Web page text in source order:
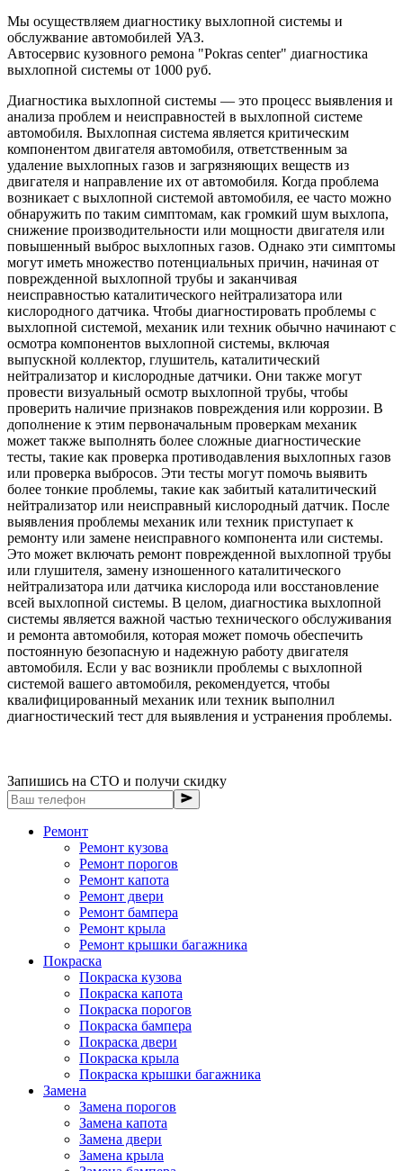
Мы осуществляем диагностику выхлопной системы и
обслужвание автомобилей УАЗ.
Автосервис кузовного ремона "Pokras center" диагностика
выхлопной системы от 1000 руб.
Диагностика выхлопной системы — это процесс выявления и
анализа проблем и неисправностей в выхлопной системе
автомобиля. Выхлопная система является критическим
компонентом двигателя автомобиля, ответственным за
удаление выхлопных газов и загрязняющих веществ из
двигателя и направление их от автомобиля. Когда проблема
возникает с выхлопной системой автомобиля, ее часто можно
обнаружить по таким симптомам, как громкий шум выхлопа,
снижение производительности или мощности двигателя или
повышенный выброс выхлопных газов. Однако эти симптомы
могут иметь множество потенциальных причин, начиная от
поврежденной выхлопной трубы и заканчивая
неисправностью каталитического нейтрализатора или
кислородного датчика. Чтобы диагностировать проблемы с
выхлопной системой, механик или техник обычно начинают с
осмотра компонентов выхлопной системы, включая
выпускной коллектор, глушитель, каталитический
нейтрализатор и кислородные датчики. Они также могут
провести визуальный осмотр выхлопной трубы, чтобы
проверить наличие признаков повреждения или коррозии. В
дополнение к этим первоначальным проверкам механик
может также выполнять более сложные диагностические
тесты, такие как проверка противодавления выхлопных газов
или проверка выбросов. Эти тесты могут помочь выявить
более тонкие проблемы, такие как забитый каталитический
нейтрализатор или неисправный кислородный датчик. После
выявления проблемы механик или техник приступает к
ремонту или замене неисправного компонента или системы.
Это может включать ремонт поврежденной выхлопной трубы
или глушителя, замену изношенного каталитического
нейтрализатора или датчика кислорода или восстановление
всей выхлопной системы. В целом, диагностика выхлопной
системы является важной частью технического обслуживания
и ремонта автомобиля, которая может помочь обеспечить
постоянную безопасную и надежную работу двигателя
автомобиля. Если у вас возникли проблемы с выхлопной
системой вашего автомобиля, рекомендуется, чтобы
квалифицированный механик или техник выполнил
диагностический тест для выявления и устранения проблемы.
Запишись на СТО и получи скидку
Ремонт
Ремонт кузова
Ремонт порогов
Ремонт капота
Ремонт двери
Ремонт бампера
Ремонт крыла
Ремонт крышки багажника
Покраска
Покраска кузова
Покраска капота
Покраска порогов
Покраска бампера
Покраска двери
Покраска крыла
Покраска крышки багажника
Замена
Замена порогов
Замена капота
Замена двери
Замена крыла